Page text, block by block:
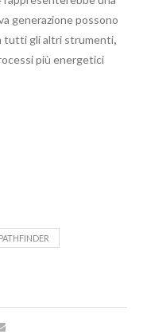
generazione possono
tutti gli altri strumenti,
più energetici